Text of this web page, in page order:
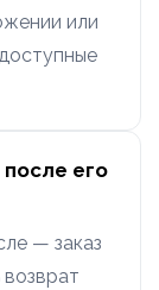
или
его
— заказ